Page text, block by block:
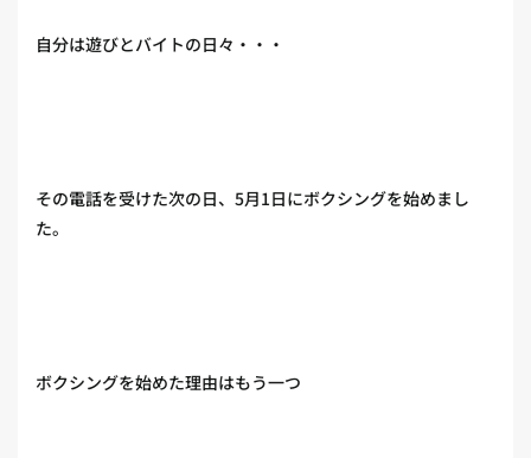
自分は遊びとバイトの日々・・・
その電話を受けた次の日、5月1日にボクシングを始めまし
た。
ボクシングを始めた理由はもう一つ